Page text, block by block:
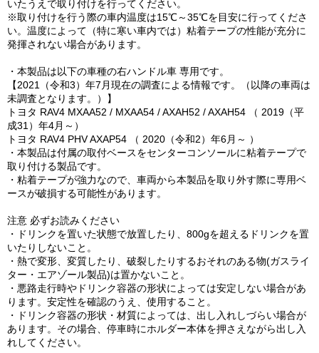
いたうえで取り付けを行ってください。
※取り付けを行う際の車内温度は15℃～35℃を目安に行ってくださ
い。温度によって（特に寒い車内では）粘着テープの性能が充分に
発揮されない場合があります。
・本製品は以下の車種の右ハンドル車 専用です。
【2021（令和3）年7月現在の調査による情報です。（以降の車両は
未調査となります。）】
トヨタ RAV4 MXAA52 / MXAA54 / AXAH52 / AXAH54 （ 2019（平
成31）年4月～）
トヨタ RAV4 PHV AXAP54 （ 2020（令和2）年6月～ ）
・本製品は付属の取付ベースをセンターコンソールに粘着テープで
取り付ける製品です。
・粘着テープが強力なので、車両から本製品を取り外す際に専用ベ
ースが破損する可能性があります。
注意 必ずお読みください
・ドリンクを置いた状態で放置したり、800gを超えるドリンクを置
いたりしないこと。
・熱で変形、変質したり、破裂したりするおそれのある物(ガスライ
ター・エアゾール製品)は置かないこと。
・悪路走行時やドリンク容器の形状によっては安定しない場合があ
ります。安定性を確認のうえ、使用すること。
・ドリンク容器の形状・材質によっては、出し入れしづらい場合が
あります。その場合、停車時にホルダー本体を押さえながら出し入
れしてください。